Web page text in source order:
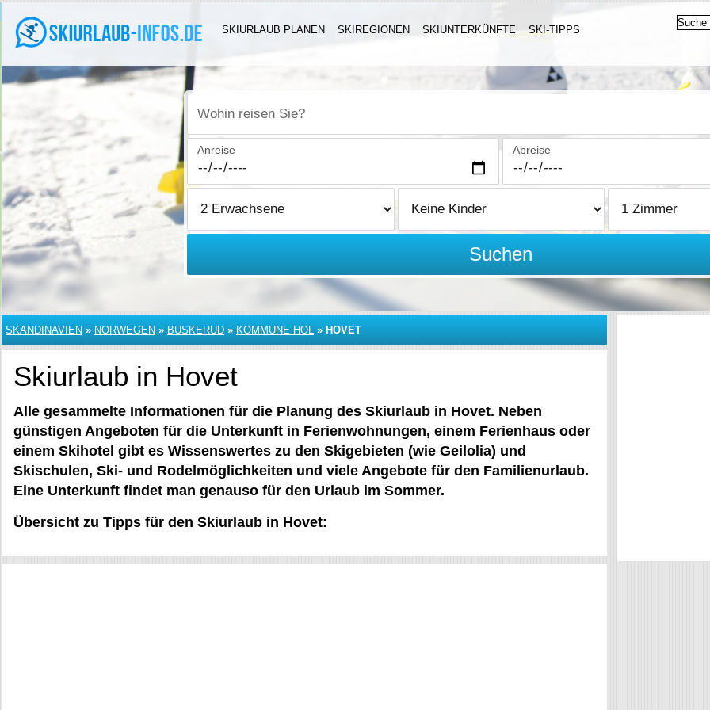
SKIURLAUB PLANEN SKIREGIONEN SKIUNTERKÜNFTE SKI-TIPPS
Wohin reisen Sie?
Anreise Abreise
Suchen
SKANDINAVIEN » NORWEGEN » BUSKERUD » KOMMUNE HOL » HOVET
Skiurlaub in Hovet
Alle gesammelte Informationen für die Planung des Skiurlaub in Hovet. Neben
günstigen Angeboten für die Unterkunft in Ferienwohnungen, einem Ferienhaus oder
einem Skihotel gibt es Wissenswertes zu den Skigebieten (wie Geilolia) und
Skischulen, Ski- und Rodelmöglichkeiten und viele Angebote für den Familienurlaub.
Eine Unterkunft findet man genauso für den Urlaub im Sommer.
Übersicht zu Tipps für den Skiurlaub in Hovet: